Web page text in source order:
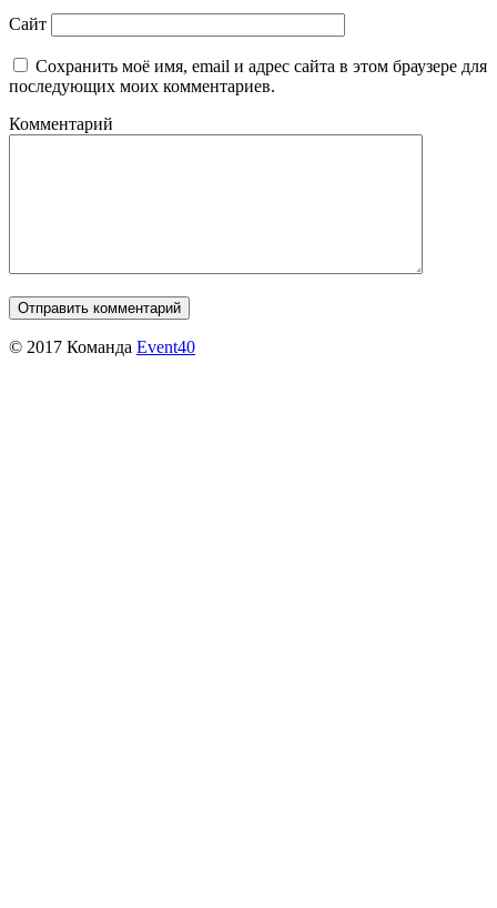
Сайт
Сохранить моё имя, email и адрес сайта в этом браузере для
последующих моих комментариев.
Комментарий
© 2017 Команда Event40